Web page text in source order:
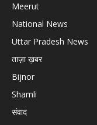
Meerut
National News
Uttar Pradesh News
ताज़ा ख़बर
Bijnor
Shamli
संवाद